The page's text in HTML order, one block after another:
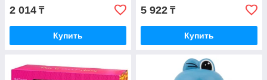
2 014 ₸
Купить
5 922 ₸
Купить